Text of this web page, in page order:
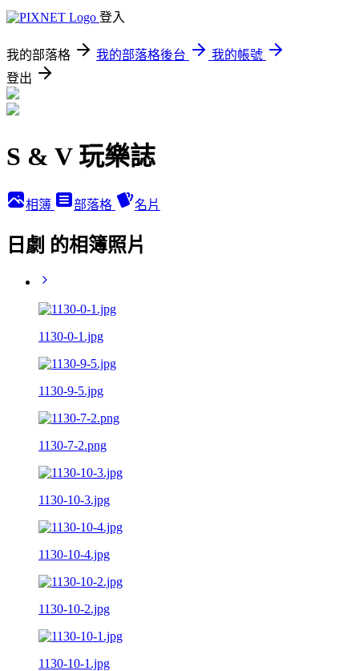
登入
我的部落格 我的部落格後台
我的帳號
登出
S & V 玩樂誌
相簿 部落格 名片
日劇 的相簿照片
1130-0-1.jpg
1130-9-5.jpg
1130-7-2.png
1130-10-3.jpg
1130-10-4.jpg
1130-10-2.jpg
1130-10-1.jpg